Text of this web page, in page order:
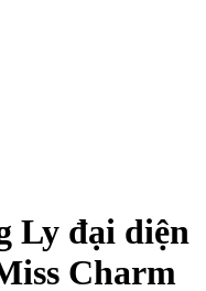
Ly đại diện
Charm